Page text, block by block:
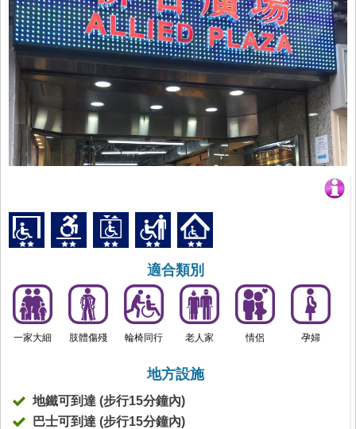
適合類別
一家大細 肢體傷殘 輪椅同行 老人家 情侶 孕婦
地方設施
地鐵可到達 (步行15分鐘內)
巴士可到達 (步行15分鐘內)